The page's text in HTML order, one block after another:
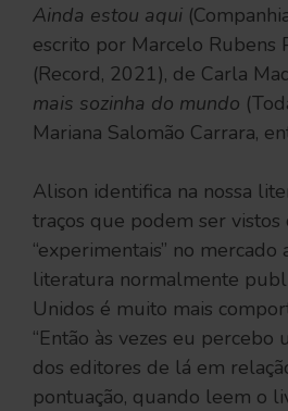
Ainda estou aqui
escrito por Marcelo Rubens
(Record, 2021), de Carla
mais sozinha do mundo
Mariana Salomão Carrara,
Alison identifica na nossa
traços que podem ser vistos
“experimentais” no mercado
literatura normalmente
Unidos é muito mais
“Então às vezes eu percebo
dos editores de lá em
pontuação, quando leem o